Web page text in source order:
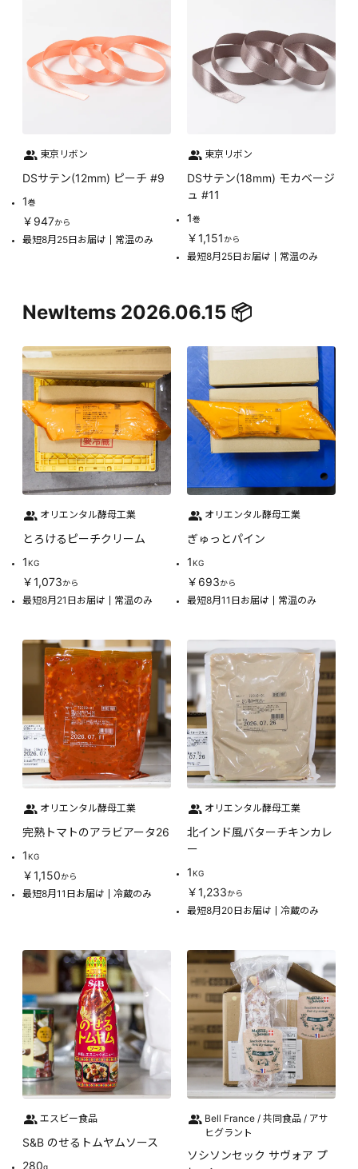
東京リボン
DSサテン(12mm) ピーチ #9
1巻
￥947から
最短8月25日お届け 常温のみ
東京リボン
DSサテン(18mm) モカベージ
ュ #11
1巻
￥1,151から
最短8月25日お届け 常温のみ
NewItems 2026.06.15 📦
オリエンタル酵母工業
とろけるピーチクリーム
1KG
￥1,073から
最短8月21日お届け 常温のみ
オリエンタル酵母工業
ぎゅっとパイン
1KG
￥693から
最短8月11日お届け 常温のみ
オリエンタル酵母工業
完熟トマトのアラビアータ26
1KG
￥1,150から
最短8月11日お届け 冷蔵のみ
オリエンタル酵母工業
北インド風バターチキンカレ
ー
1KG
￥1,233から
最短8月20日お届け 冷蔵のみ
エスビー食品
S&B のせるトムヤムソース
280g
Bell France / 共同食品 / アサ
ヒグラント
ソシソンセック サヴォア プ